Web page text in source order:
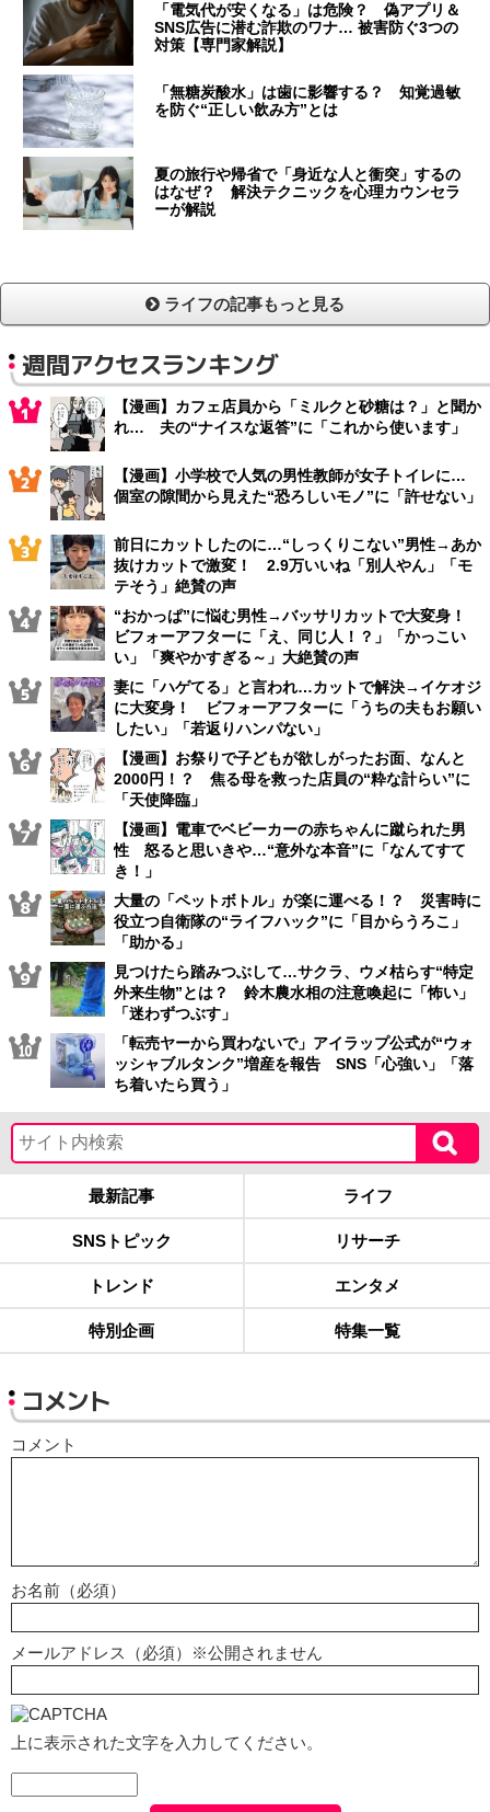
「電気代が安くなる」は危険？ 偽アプリ＆
SNS広告に潜む詐欺のワナ… 被害防ぐ3つの
対策【専門家解説】
「無糖炭酸水」は歯に影響する？ 知覚過敏
を防ぐ“正しい飲み方”とは
夏の旅行や帰省で「身近な人と衝突」するの
はなぜ？ 解決テクニックを心理カウンセラ
ーが解説
ライフの記事もっと見る
週間アクセスランキング
【漫画】カフェ店員から「ミルクと砂糖は？」と聞か
れ… 夫の“ナイスな返答”に「これから使います」
【漫画】小学校で人気の男性教師が女子トイレに…
個室の隙間から見えた“恐ろしいモノ”に「許せない」
前日にカットしたのに…“しっくりこない”男性→あか
抜けカットで激変！ 2.9万いいね「別人やん」「モ
テそう」絶賛の声
“おかっぱ”に悩む男性→バッサリカットで大変身！
ビフォーアフターに「え、同じ人！？」「かっこい
い」「爽やかすぎる～」大絶賛の声
妻に「ハゲてる」と言われ…カットで解決→イケオジ
に大変身！ ビフォーアフターに「うちの夫もお願い
したい」「若返りハンパない」
【漫画】お祭りで子どもが欲しがったお面、なんと
2000円！？ 焦る母を救った店員の“粋な計らい”に
「天使降臨」
【漫画】電車でベビーカーの赤ちゃんに蹴られた男
性 怒ると思いきや…“意外な本音”に「なんてすて
き！」
大量の「ペットボトル」が楽に運べる！？ 災害時に
役立つ自衛隊の“ライフハック”に「目からうろこ」
「助かる」
見つけたら踏みつぶして…サクラ、ウメ枯らす“特定
外来生物”とは？ 鈴木農水相の注意喚起に「怖い」
「迷わずつぶす」
「転売ヤーから買わないで」アイラップ公式が“ウォ
ッシャブルタンク”増産を報告 SNS「心強い」「落
ち着いたら買う」
最新記事 ライフ
SNSトピック リサーチ
トレンド エンタメ
特別企画 特集一覧
コメント
コメント
お名前（必須）
メールアドレス（必須）※公開されません
上に表示された文字を入力してください。